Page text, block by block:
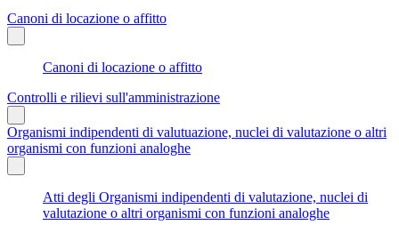
Canoni di locazione o affitto
Canoni di locazione o affitto
Controlli e rilievi sull'amministrazione
Organismi indipendenti di valutuazione, nuclei di valutazione o altri
organismi con funzioni analoghe
Atti degli Organismi indipendenti di valutazione, nuclei di
valutazione o altri organismi con funzioni analoghe